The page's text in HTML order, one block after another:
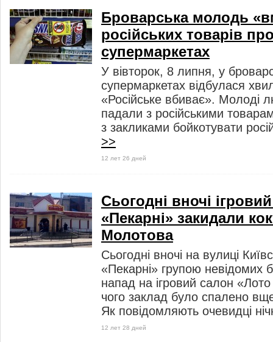
Броварська молодь
російських товарів
супермаркетах
У вівторок, 8 липня, у
супермаркетах відбулася
«Російське вбиває». Молоді
падали з російськими
з закликами бойкотувати
>>
12 лет 26 дней
Сьогодні вночі
«Пекарні» закидали
Молотова
Сьогодні вночі на вулиці
«Пекарні» групою невідомих
напад на ігровий салон
чого заклад було спалено
Як повідомляють очевидці
12 лет 28 дней